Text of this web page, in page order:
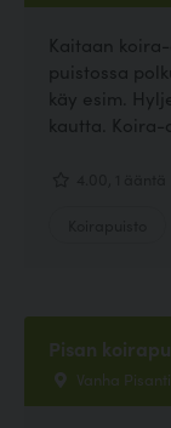
Kaitaan
puistossa
käy esim.
kautta.
Pisan
Vanha